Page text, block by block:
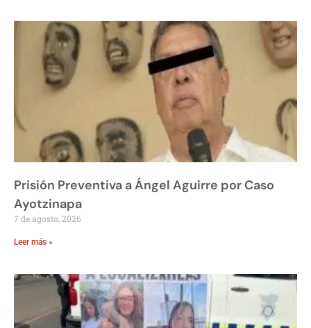
Prisión Preventiva a Ángel Aguirre por Caso
Ayotzinapa
7 de agosto, 2026
Leer más »